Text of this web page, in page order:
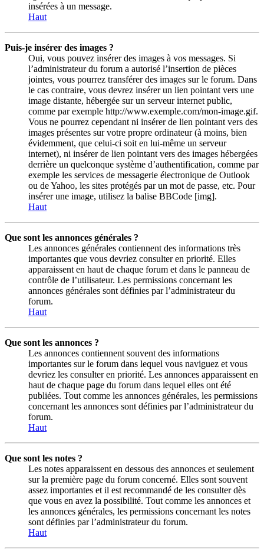
insérées à un message.
Haut
Puis-je insérer des images ?
Oui, vous pouvez insérer des images à vos messages. Si
l’administrateur du forum a autorisé l’insertion de pièces
jointes, vous pourrez transférer des images sur le forum. Dans
le cas contraire, vous devrez insérer un lien pointant vers une
image distante, hébergée sur un serveur internet public,
comme par exemple http://www.exemple.com/mon-image.gif.
Vous ne pourrez cependant ni insérer de lien pointant vers des
images présentes sur votre propre ordinateur (à moins, bien
évidemment, que celui-ci soit en lui-même un serveur
internet), ni insérer de lien pointant vers des images hébergées
derrière un quelconque système d’authentification, comme par
exemple les services de messagerie électronique de Outlook
ou de Yahoo, les sites protégés par un mot de passe, etc. Pour
insérer une image, utilisez la balise BBCode [img].
Haut
Que sont les annonces générales ?
Les annonces générales contiennent des informations très
importantes que vous devriez consulter en priorité. Elles
apparaissent en haut de chaque forum et dans le panneau de
contrôle de l’utilisateur. Les permissions concernant les
annonces générales sont définies par l’administrateur du
forum.
Haut
Que sont les annonces ?
Les annonces contiennent souvent des informations
importantes sur le forum dans lequel vous naviguez et vous
devriez les consulter en priorité. Les annonces apparaissent en
haut de chaque page du forum dans lequel elles ont été
publiées. Tout comme les annonces générales, les permissions
concernant les annonces sont définies par l’administrateur du
forum.
Haut
Que sont les notes ?
Les notes apparaissent en dessous des annonces et seulement
sur la première page du forum concerné. Elles sont souvent
assez importantes et il est recommandé de les consulter dès
que vous en avez la possibilité. Tout comme les annonces et
les annonces générales, les permissions concernant les notes
sont définies par l’administrateur du forum.
Haut